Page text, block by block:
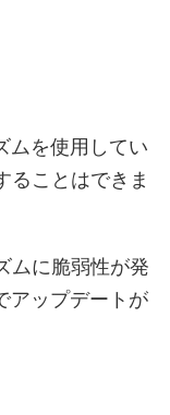
ムを使用してい
ることはできま
ムに脆弱性が発
アップデートが